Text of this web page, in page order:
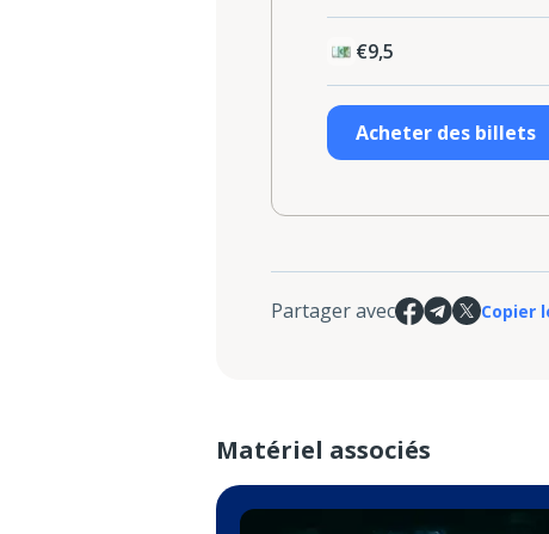
€9,5
Acheter des billets
Partager avec Copier
Matériel associés